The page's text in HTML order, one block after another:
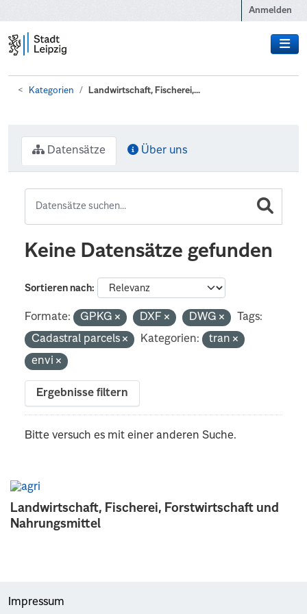
Anmelden
Kategorien Landwirtschaft, Fischerei,...
Landwirtschaft, Fischerei, Forstwirtschaft und
Nahrungsmittel
Datensätze Über uns
Keine Datensätze gefunden
Sortieren nach
Formate: GPKG DXF DWG
Tags:
Cadastral parcels
Kategorien:
tran
envi
Ergebnisse filtern
Bitte versuch es mit einer anderen Suche.
Impressum